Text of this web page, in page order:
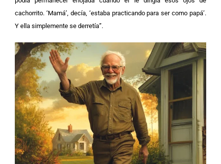
cachorrito. ‘Mamá’, decía, ‘estaba practicando para ser como papá’.
Y ella simplemente se derretía”.